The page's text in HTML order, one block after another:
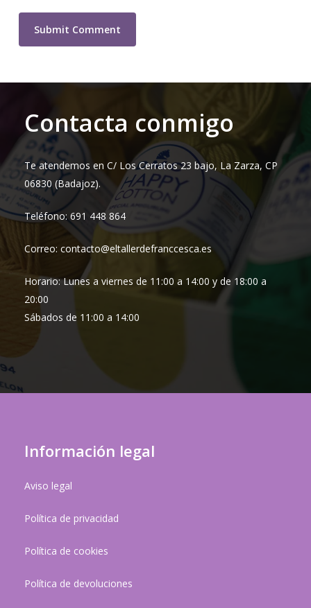
Contacta conmigo
Te atendemos en C/ Los Cerratos 23 bajo, La Zarza, CP
06830 (Badajoz).
Teléfono: 691 448 864
Correo: contacto@eltallerdefranccesca.es
Horario: Lunes a viernes de 11:00 a 14:00 y de 18:00 a
20:00
Sábados de 11:00 a 14:00
Información legal
Aviso legal
Política de privacidad
Política de cookies
Política de devoluciones